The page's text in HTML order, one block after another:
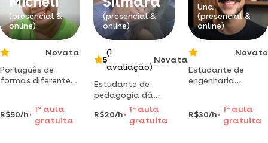
em ensinar, e
desejo ajudar no
que f
(presencial &
online)
Novata
Português de
formas diferentes!
sim ser muito mais
fácil do que você
R$50/h
1 aaula
gratuita
(presencial &
online)
5
(1
avaliação)
Novata
Estudante de
pedagogia dá
aula para crianças
alfabetizando do 1
ao 5 ano em una
R$20/h
1 a aula
gratuita
Una
(presencial &
online)
Novato
Estudante de
engenharia
e eficientes para
R$30/h
1 aaula
gratuita